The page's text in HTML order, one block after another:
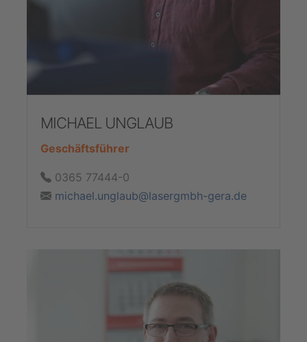
MICHAEL UNGLAUB
Geschäftsführer
0365 77444-0
michael.unglaub@lasergmbh-gera.de